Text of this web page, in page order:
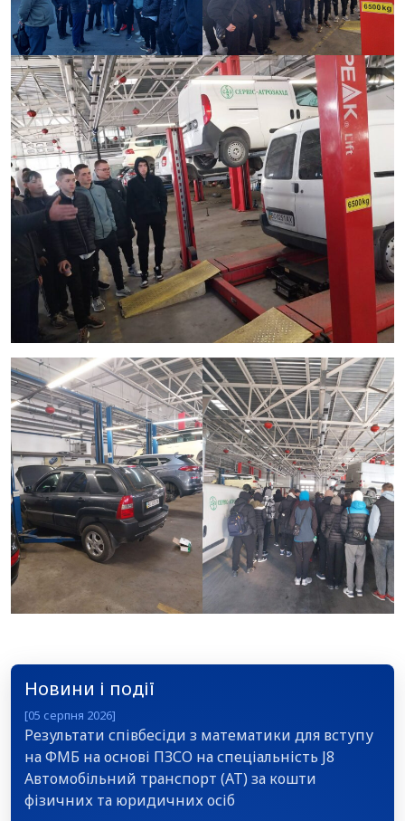
Новини і події
[05 серпня 2026]
Результати співбесіди з математики для вступу
на ФМБ на основі ПЗСО на спеціальність J8
Автомобільний транспорт (АТ) за кошти
фізичних та юридичних осіб